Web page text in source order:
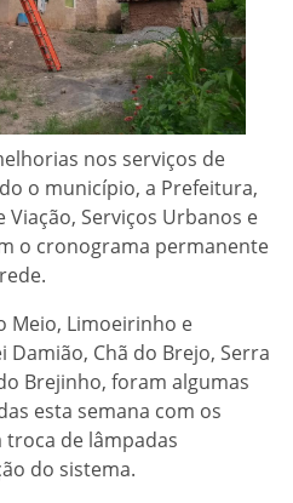
nos serviços de
o município, a Prefeitura,
Serviços Urbanos e
o cronograma permanente
Meio, Limoeirinho e
Damião, Chã do Brejo, Serra
Brejinho, foram algumas
esta semana com os
troca de lâmpadas
do sistema.